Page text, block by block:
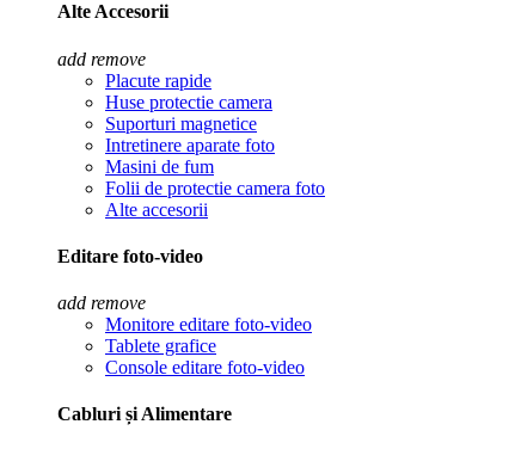
Alte Accesorii
add remove
Placute rapide
Huse protectie camera
Suporturi magnetice
Intretinere aparate foto
Masini de fum
Folii de protectie camera foto
Alte accesorii
Editare foto-video
add remove
Monitore editare foto-video
Tablete grafice
Console editare foto-video
Cabluri și Alimentare